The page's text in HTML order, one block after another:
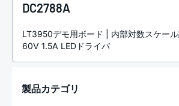
DC2788A
LT3950デモ用ボード | 内部対数スケー
60V 1.5A LEDドライバ
製品カテゴリ